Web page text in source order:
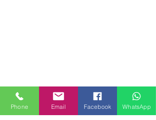
MILANHOUSES
Phone Email Facebook WhatsApp